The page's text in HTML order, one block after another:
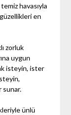
havasıyla
en
zorluk
uygun
isteyin, ister
sunar.
ünlü